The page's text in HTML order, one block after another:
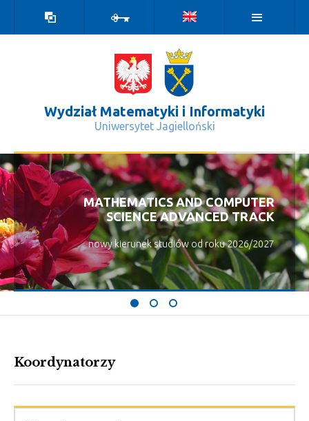
kontrastowa
Wydział Matematyki i Informatyki
Uniwersytet Jagielloński
Koordynatorzy - Wydział
MATHEMATICS AND COMPUTER
SCIENCE ADVANCED TRACK
nowy kierunek studiów od roku 2026/2027
Koordynatorzy